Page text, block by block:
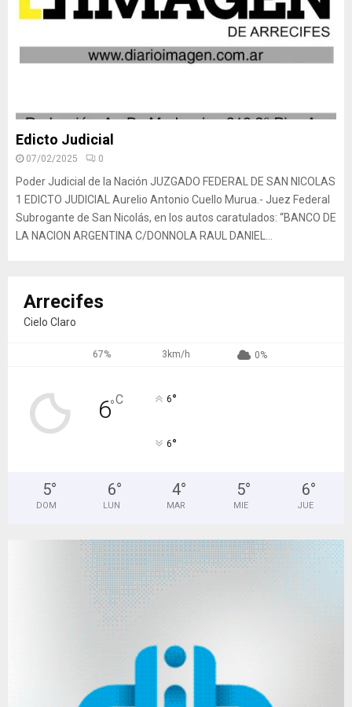
Edicto Judicial
07/02/2025 0
Poder Judicial de la Nación JUZGADO FEDERAL DE SAN NICOLAS
1 EDICTO JUDICIAL Aurelio Antonio Cuello Murua.- Juez Federal
Subrogante de San Nicolás, en los autos caratulados: “BANCO DE
LA NACION ARGENTINA C/DONNOLA RAUL DANIEL...
Arrecifes
Cielo Claro
67% 3km/h 0%
6°C 6°
6°
5°
DOM
6°
LUN
4°
MAR
5°
MIE
6°
JUE